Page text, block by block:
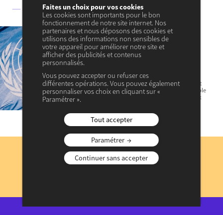
— Ses articles
28 OCTOBRE 2024
Légitimité fiscale, contrat
social fiscal et augmentation
des niveaux de vie
La légitimité fiscale repose sur un contrat social liant
l’État et les citoyens, basé sur une gestion responsable
des ressources publiques. Cependant, de nombreux
États échouent à utiliser…
Abonnez-vous
à notre lettre d’information
Faites un choix pour vos cookies
Les cookies sont importants pour le bon
fonctionnement de notre site internet. Nos
partenaires et nous déposons des cookies et
utilisons des informations non sensibles de
votre appareil pour améliorer notre site et
afficher des publicités et contenus
personnalisés.
Vous pouvez accepter ou refuser ces
différentes opérations. Vous pouvez également
personnaliser vos choix en cliquant sur «
Paramétrer ».
Tout accepter
Paramétrer
Continuer sans accepter